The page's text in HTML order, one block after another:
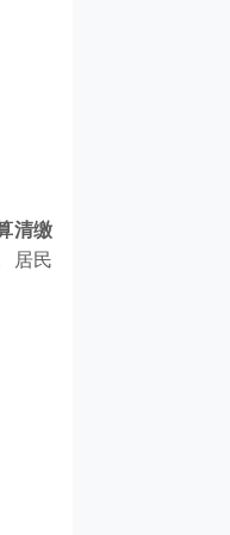
清缴
居民